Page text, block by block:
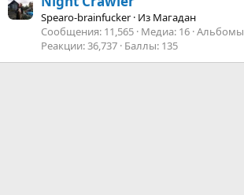
Spearo-brainfuсker · Из Магадан
Сообщения 11,565 Медиа 16 Альбомы
Реакции 36,737 Баллы 135